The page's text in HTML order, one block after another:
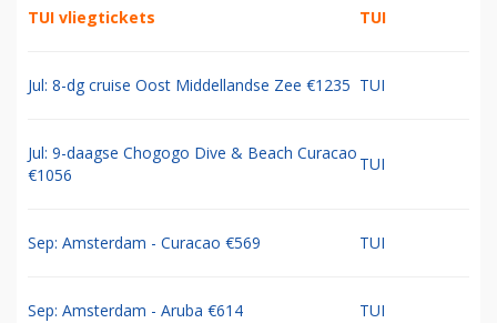
TUI vliegtickets TUI
Jul: 8-dg cruise Oost Middellandse Zee €1235 TUI
Jul: 9-daagse Chogogo Dive & Beach Curacao
€1056
TUI
Sep: Amsterdam - Curacao €569 TUI
Sep: Amsterdam - Aruba €614 TUI